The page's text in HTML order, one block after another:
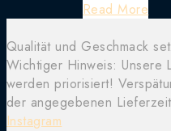
Read More
Qualität und Geschmack
Wichtiger Hinweis: Unsere
werden priorisiert!
der angegebenen
Instagram